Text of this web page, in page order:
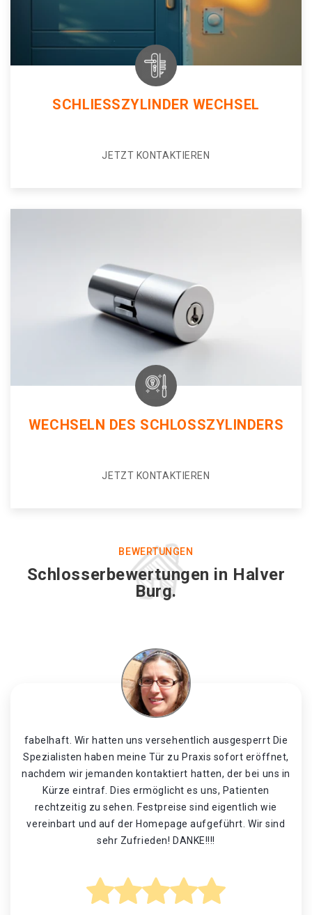
SCHLIESSZYLINDER WECHSEL
JETZT KONTAKTIEREN
WECHSELN DES SCHLOSSZYLINDERS
JETZT KONTAKTIEREN
BEWERTUNGEN
Schlosserbewertungen in Halver
Burg.
fabelhaft. Wir hatten uns versehentlich ausgesperrt Die
Spezialisten haben meine Tür zu Praxis sofort eröffnet,
nachdem wir jemanden kontaktiert hatten, der bei uns in
Kürze eintraf. Dies ermöglicht es uns, Patienten
rechtzeitig zu sehen. Festpreise sind eigentlich wie
vereinbart und auf der Homepage aufgeführt. Wir sind
sehr Zufrieden! DANKE!!!!